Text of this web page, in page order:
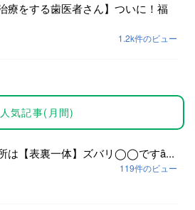
療をする歯医者さん】ついに！福
1.2k件のビュー
人気記事(月間)
は【表裏一体】ズバリ◯◯ですȃ...
119件のビュー